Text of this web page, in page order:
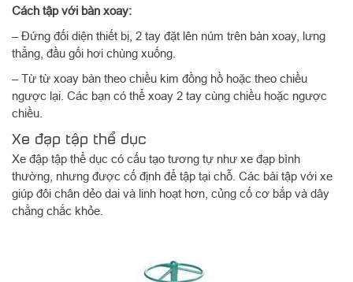
Cách tập với bàn xoay:
– Đứng đối diện thiết bị, 2 tay đặt lên núm trên bàn xoay, lưng
thẳng, đầu gối hơi chùng xuống.
– Từ từ xoay bàn theo chiều kim đồng hồ hoặc theo chiều
ngược lại. Các bạn có thể xoay 2 tay cùng chiều hoặc ngược
chiều.
Xe đạp tập thể dục
Xe đập tập thể dục có cấu tạo tương tự như xe đạp bình
thường, nhưng được cố định để tập tại chỗ. Các bài tập với xe
giúp đôi chân dẻo dai và linh hoạt hơn, củng cố cơ bắp và dây
chằng chắc khỏe.